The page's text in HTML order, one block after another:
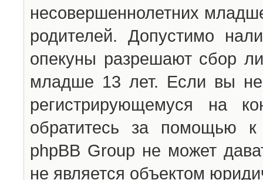
несовершеннолетних
родителей. Допустимо
опекуны разрешают сбор
младше 13 лет. Если вы
регистрирующемуся на
обратитесь за помощью к
phpBB Group не может
не является объектом